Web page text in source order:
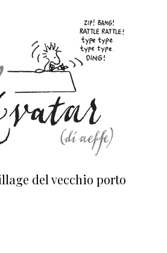
del vecchio porto